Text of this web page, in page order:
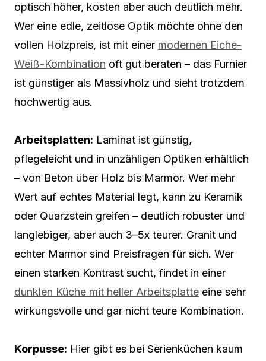
optisch höher, kosten aber auch deutlich mehr.
Wer eine edle, zeitlose Optik möchte ohne den
vollen Holzpreis, ist mit einer modernen Eiche-
Weiß-Kombination oft gut beraten – das Furnier
ist günstiger als Massivholz und sieht trotzdem
hochwertig aus.
Arbeitsplatten: Laminat ist günstig,
pflegeleicht und in unzähligen Optiken erhältlich
– von Beton über Holz bis Marmor. Wer mehr
Wert auf echtes Material legt, kann zu Keramik
oder Quarzstein greifen – deutlich robuster und
langlebiger, aber auch 3–5x teurer. Granit und
echter Marmor sind Preisfragen für sich. Wer
einen starken Kontrast sucht, findet in einer
dunklen Küche mit heller Arbeitsplatte eine sehr
wirkungsvolle und gar nicht teure Kombination.
Korpusse: Hier gibt es bei Serienküchen kaum